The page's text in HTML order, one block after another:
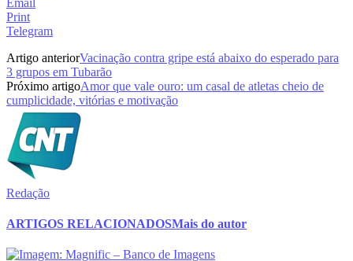
Print
Telegram
Artigo anteriorVacinação contra gripe está abaixo do esperado para
3 grupos em Tubarão
Próximo artigoAmor que vale ouro: um casal de atletas cheio de
cumplicidade, vitórias e motivação
Redação
ARTIGOS RELACIONADOSMais do autor